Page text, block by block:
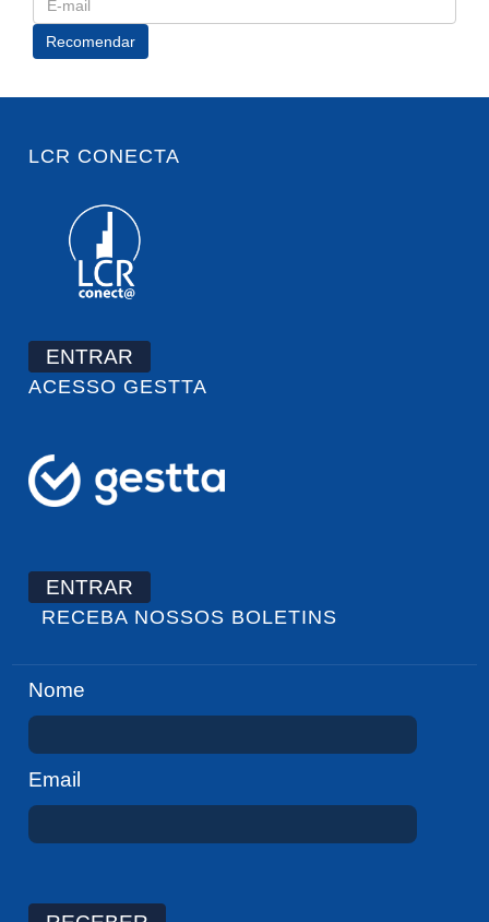
LCR CONECTA
ENTRAR
ACESSO GESTTA
ENTRAR
RECEBA NOSSOS BOLETINS
Nome
Email